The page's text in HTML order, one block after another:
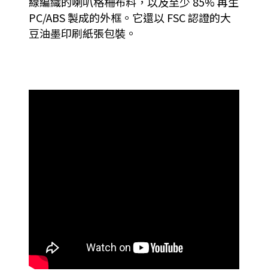
PC/ABS 製成的外框。它還以 FSC 認證的大
豆油墨印刷紙張包裝。